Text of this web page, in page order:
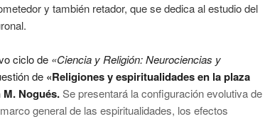
y también retador, que se dedica al estudio del
ciclo de «Ciencia y Religión: Neurociencias y
de «Religiones y espiritualidades en la plaza
M. Nogués.Se presentará la configuración evolutiva de
general de las espiritualidades, los efectos